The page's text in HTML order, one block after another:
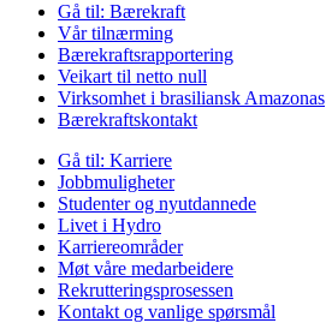
Gå til: Bærekraft
Vår tilnærming
Bærekraftsrapportering
Veikart til netto null
Virksomhet i brasiliansk Amazonas
Bærekraftskontakt
Gå til: Karriere
Jobbmuligheter
Studenter og nyutdannede
Livet i Hydro
Karriereområder
Møt våre medarbeidere
Rekrutteringsprosessen
Kontakt og vanlige spørsmål